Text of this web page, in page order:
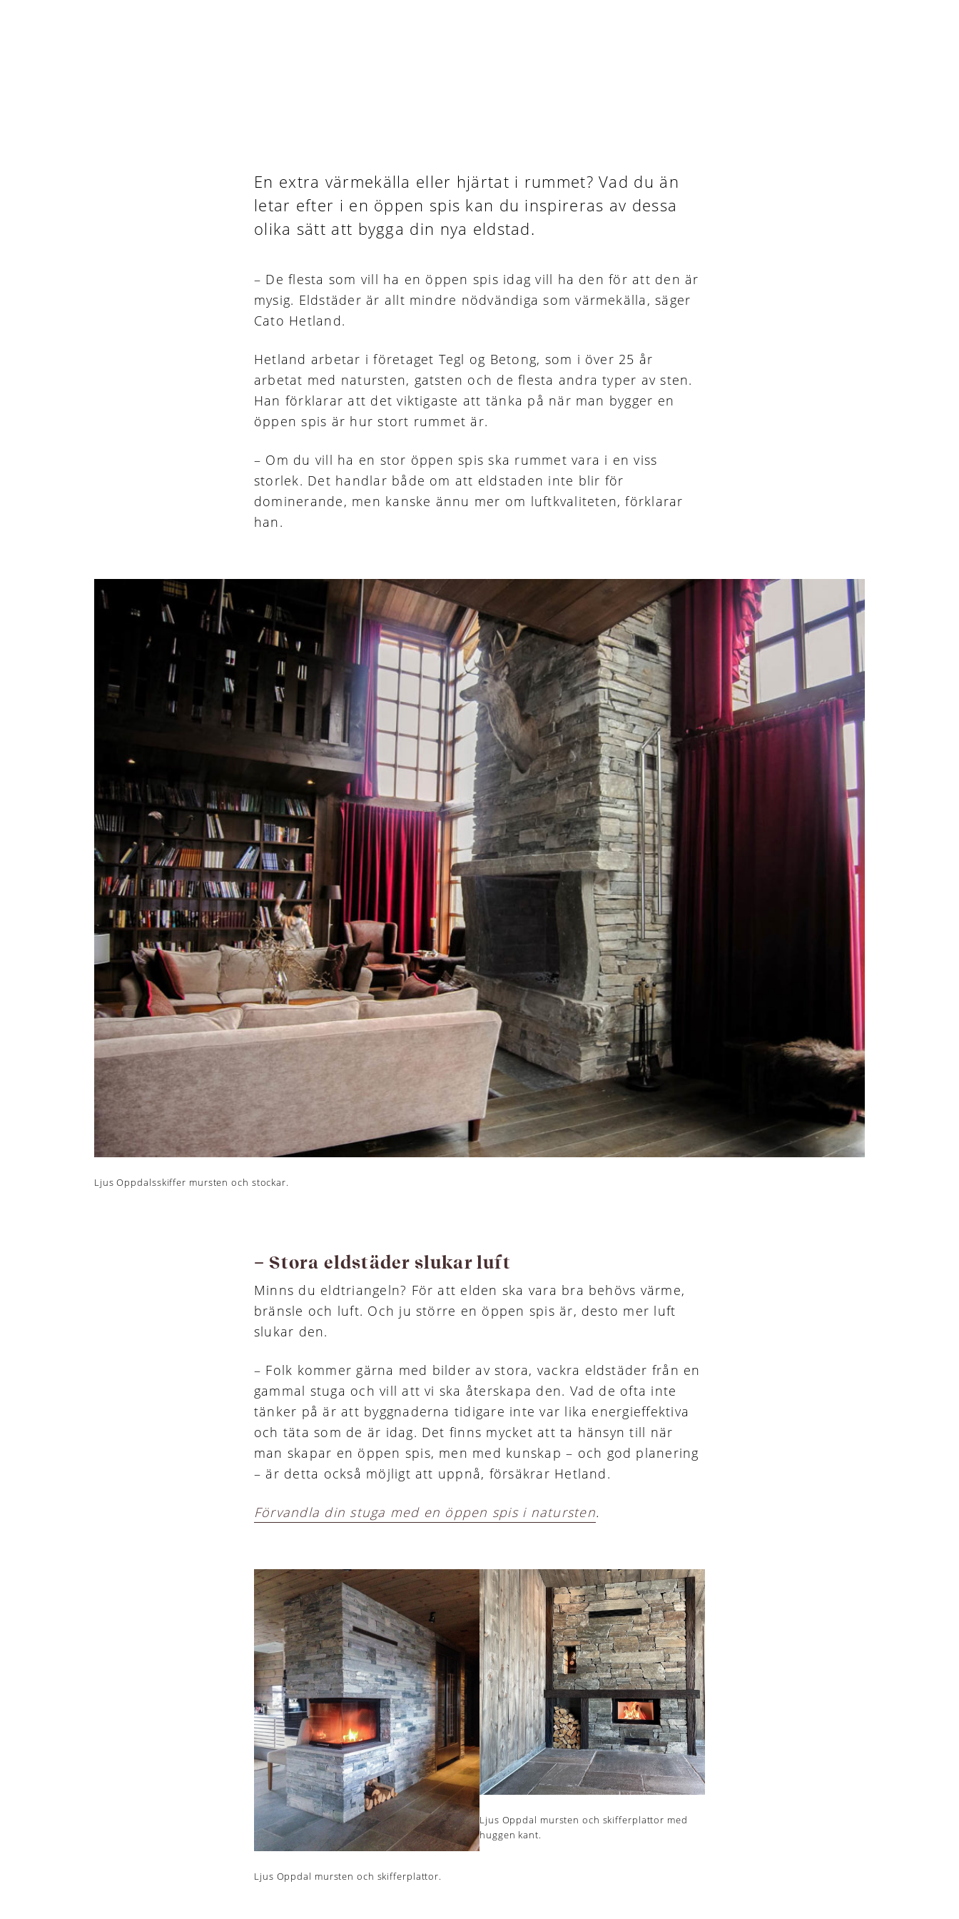
En extra värmekälla eller hjärtat i rummet? Vad du än
letar efter i en öppen spis kan du inspireras av dessa
olika sätt att bygga din nya eldstad.
– De flesta som vill ha en öppen spis idag vill ha den för att den är
mysig. Eldstäder är allt mindre nödvändiga som värmekälla, säger
Cato Hetland.
Hetland arbetar i företaget Tegl og Betong, som i över 25 år
arbetat med natursten, gatsten och de flesta andra typer av sten.
Han förklarar att det viktigaste att tänka på när man bygger en
öppen spis är hur stort rummet är.
– Om du vill ha en stor öppen spis ska rummet vara i en viss
storlek. Det handlar både om att eldstaden inte blir för
dominerande, men kanske ännu mer om luftkvaliteten, förklarar
han.
Ljus Oppdalsskiffer mursten och stockar.
– Stora eldstäder slukar luft
Minns du eldtriangeln? För att elden ska vara bra behövs värme,
bränsle och luft. Och ju större en öppen spis är, desto mer luft
slukar den.
– Folk kommer gärna med bilder av stora, vackra eldstäder från en
gammal stuga och vill att vi ska återskapa den. Vad de ofta inte
tänker på är att byggnaderna tidigare inte var lika energieffektiva
och täta som de är idag. Det finns mycket att ta hänsyn till när
man skapar en öppen spis, men med kunskap – och god planering
– är detta också möjligt att uppnå, försäkrar Hetland.
Förvandla din stuga med en öppen spis i natursten.
Ljus Oppdal mursten och skifferplattor.
Ljus Oppdal mursten och skifferplattor med
huggen kant.